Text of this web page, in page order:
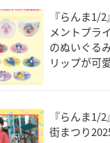
『らんま1/
メントプラ
のぬいぐる
リップが可
『らんま1/
街まつり